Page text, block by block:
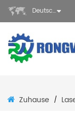
Deutsch
Zuhause /